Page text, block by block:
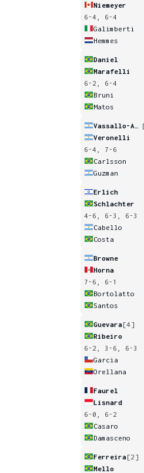
Niemeyer
6-4, 6-4
Galimberti
Hemmes
Daniel
Marafelli
6-2, 6-4
Bruni
Matos
Veronelli
6-4, 7-6
Carlsson
Guzman
Erlich
Schlachter
4-6, 6-3, 6-3
Cabello
Costa
Browne
Horna
7-6, 6-1
Bortolatto
Santos
Guevara[4]
Ribeiro
6-2, 3-6, 6-3
Garcia
Orellana
Faurel
Lisnard
6-0, 6-2
Casaro
Damasceno
Ferreira[2]
Mello